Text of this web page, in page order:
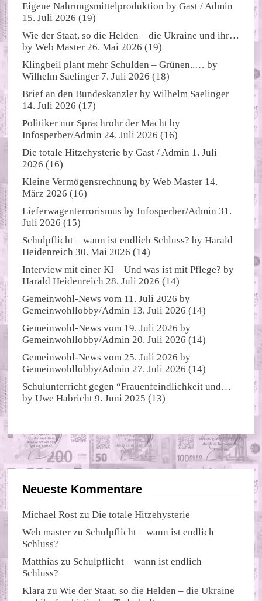
Eigene Nahrungsmittelproduktion byGast / Admin
15. Juli 2026 (19)
Wie der Staat, so die Helden – die Ukraine und ihr…
byWeb Master 26. Mai 2026 (19)
Klingbeil plant mehr Schulden – Grünen..… by
Wilhelm Saelinger 7. Juli 2026 (18)
Brief an den Bundeskanzler byWilhelm Saelinger
14. Juli 2026 (17)
Politiker nur Sprachrohr der Macht by
Infosperber/Admin 24. Juli 2026 (16)
Die totale Hitzehysterie byGast / Admin 1. Juli
2026 (16)
Kleine Vermögensrechnung byWeb Master 14.
März 2026 (16)
Lieferwagenterrorismus byInfosperber/Admin 31.
Juli 2026 (15)
Schulpflicht – wann ist endlich Schluss? byHarald
Heidenreich 30. Mai 2026 (14)
Interview mit einer KI – Und was ist mit Pflege? by
Harald Heidenreich 28. Juli 2026 (14)
Gemeinwohl-News vom 11. Juli 2026 by
Gemeinwohllobby/Admin 13. Juli 2026 (14)
Gemeinwohl-News vom 19. Juli 2026 by
Gemeinwohllobby/Admin 20. Juli 2026 (14)
Gemeinwohl-News vom 25. Juli 2026 by
Gemeinwohllobby/Admin 27. Juli 2026 (14)
Schulunterricht gegen “Frauenfeindlichkeit und…
byUwe Habricht 9. Juni 2025 (13)
Neueste Kommentare
Michael Rost zuDie totale Hitzehysterie
Web master zu Schulpflicht – wann ist endlich
Schluss?
Matthias zu Schulpflicht – wann ist endlich
Schluss?
Klara zuWie der Staat, so die Helden – die Ukraine